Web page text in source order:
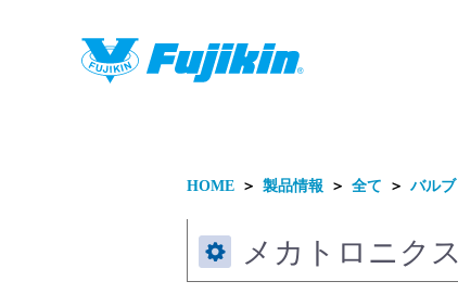
製品情報
HOME ＞ 製品情報 ＞ 全て ＞ バルブ
メカトロニクス